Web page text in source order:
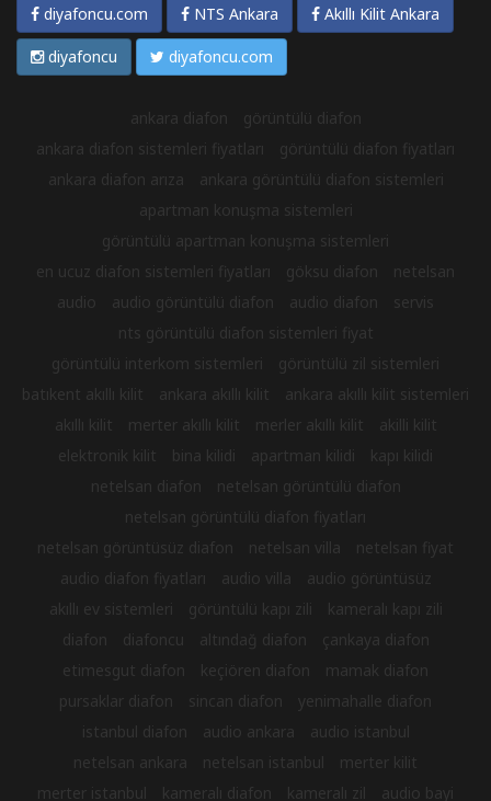
diyafoncu.com NTS Ankara Akıllı Kilit Ankara
diyafoncu diyafoncu.com
ankara diafon
görüntülü diafon
ankara diafon sistemleri fiyatları
görüntülü diafon fiyatları
ankara diafon arıza
ankara görüntülü diafon sistemleri
apartman konuşma sistemleri
görüntülü apartman konuşma sistemleri
en ucuz diafon sistemleri fiyatları
göksu diafon
netelsan
audio
audio görüntülü diafon audio diafon
servis
nts görüntülü diafon sistemleri fiyat
görüntülü interkom sistemleri
görüntülü zil sistemleri
batıkent akıllı kilit
ankara akıllı kilit
ankara akıllı kilit sistemleri
akıllı kilit
merter akıllı kilit merler akıllı kilit
akilli kilit
elektronik kilit
bina kilidi apartman kilidi
kapı kilidi
netelsan diafon
netelsan görüntülü diafon
netelsan görüntülü diafon fiyatları
netelsan görüntüsüz diafon
netelsan villa
netelsan fiyat
audio diafon fiyatları
audio villa
audio görüntüsüz
akıllı ev sistemleri
görüntülü kapı zili
kameralı kapı zili
diafon
diafoncu altındağ diafon
çankaya diafon
etimesgut diafon
keçiören diafon
mamak diafon
pursaklar diafon
sincan diafon
yenimahalle diafon
istanbul diafon
audio ankara
audio istanbul
netelsan ankara
netelsan istanbul
merter kilit
merter istanbul
kameralı diafon kameralı zil audio bayi